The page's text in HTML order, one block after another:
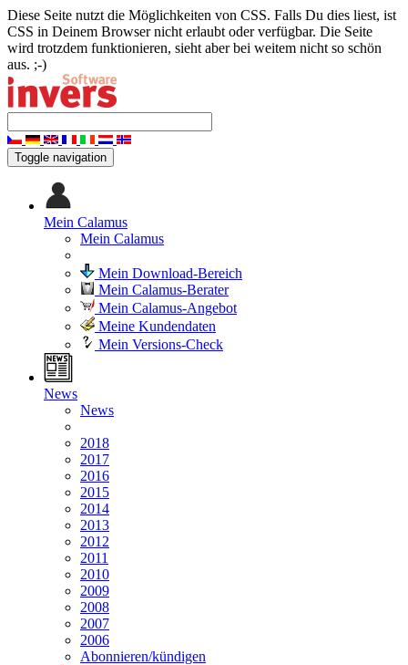
Diese Seite nutzt die Möglichkeiten von CSS. Falls Du dies liest, ist
CSS in Deinem Browser nicht erlaubt oder verfügbar. Die Seite
wird trotzdem funktionieren, sieht aber bei weitem nicht so schön
aus. ;-)
Toggle navigation
Mein Calamus
Mein Calamus
Mein Download-Bereich
Mein Calamus-Berater
Mein Calamus-Angebot
Meine Kundendaten
Mein Versions-Check
News
News
2018
2017
2016
2015
2014
2013
2012
2011
2010
2009
2008
2007
2006
Abonnieren/kündigen